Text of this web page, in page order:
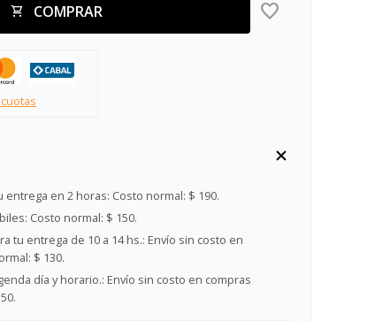
COMPRAR
entrega en 2 horas: Costo normal: $ 190.
Costo normal: $ 150.
tu entrega de 10 a 14 hs.: Envío sin costo en
$ 130.
día y horario.: Envío sin costo en compras